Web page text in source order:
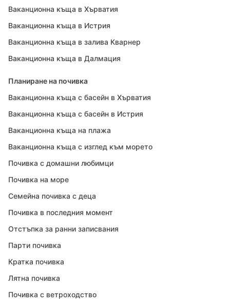
Ваканционна къща в Хърватия
Ваканционна къща в Истрия
Ваканционна къща в залива Кварнер
Ваканционна къща в Далмация
Планиране на почивка
Ваканционна къща с басейн в Хърватия
Ваканционна къща с басейн в Истрия
Ваканционна къща на плажа
Ваканционна къща с изглед към морето
Почивка с домашни любимци
Почивка на море
Семейна почивка с деца
Почивка в последния момент
Отстъпка за ранни записвания
Парти почивка
Кратка почивка
Лятна почивка
Почивка с ветроходство